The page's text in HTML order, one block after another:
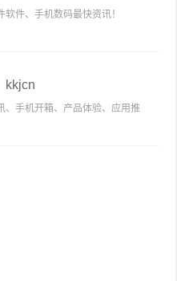
软件、手机数码最快资讯！
kkjcn
、手机开箱、产品体验、应用推